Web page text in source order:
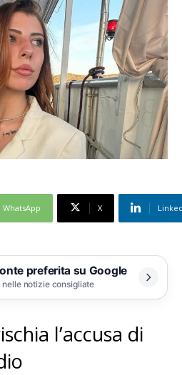
WhatsApp X
preferita su Google
notizie consigliate
l’accusa di